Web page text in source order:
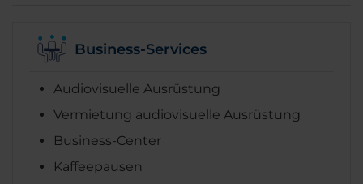
Business-Services
Audiovisuelle Ausrüstung
Vermietung audiovisuelle Ausrüstung
Business-Center
Kaffeepausen